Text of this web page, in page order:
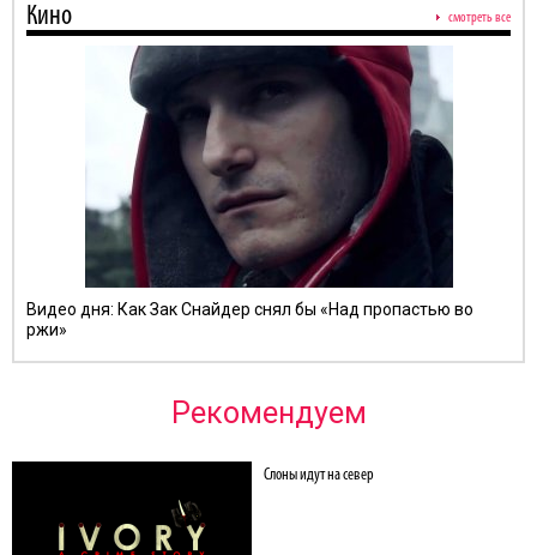
Кино смотреть все
Видео дня: Как Зак Снайдер снял бы «Над пропастью во
ржи»
Рекомендуем
Слоны идут на север